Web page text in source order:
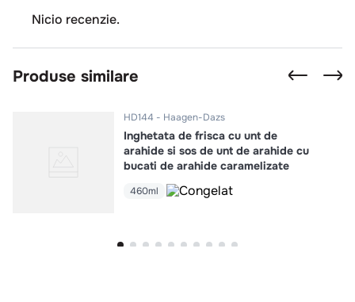
Nicio recenzie.
Produse similare
HD144 Haagen-Dazs
Inghetata de frisca cu unt de
arahide si sos de unt de arahide cu
bucati de arahide caramelizate
460ml